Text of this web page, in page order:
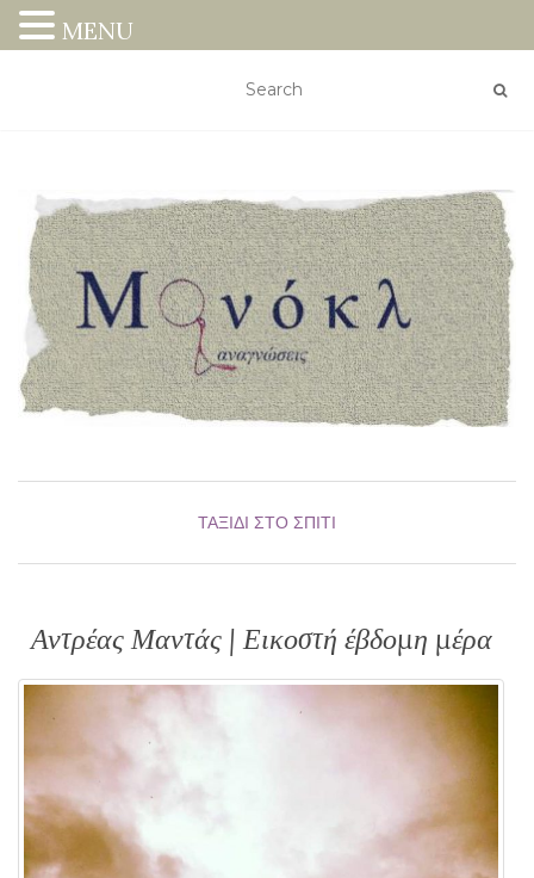
ΤΑΞΊΔΙ ΣΤΟ ΣΠΊΤΙ
Αντρέας Μαντάς | Εικοστή έβδομη μέρα
MENU